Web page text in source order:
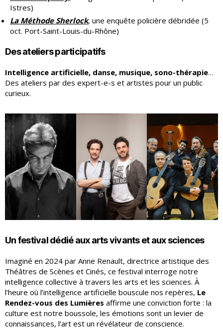
Istres)
La Méthode Sherlock, une enquête policière débridée (5
oct. Port-Saint-Louis-du-Rhône)
Des ateliers participatifs
Intelligence artificielle, danse, musique, sono-thérapie…
Des ateliers par des expert-e-s et artistes pour un public
curieux.
Un festival dédié aux arts vivants et aux sciences
Imaginé en 2024 par Anne Renault, directrice artistique des
Théâtres de Scènes et Cinés, ce festival interroge notre
intelligence collective à travers les arts et les sciences. À
l’heure où l’intelligence artificielle bouscule nos repères, Le
Rendez-vous des Lumières affirme une conviction forte : la
culture est notre boussole, les émotions sont un levier de
connaissances, l’art est un révélateur de conscience.